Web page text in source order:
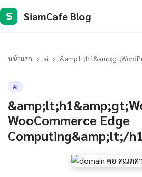
S SiamCafe Blog
หน้าแรก › ai ›
AI
WooCommerce Edge
Computing&amp;lt;/